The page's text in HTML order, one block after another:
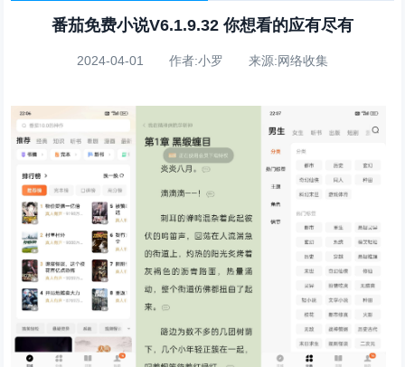
番茄免费小说V6.1.9.32 你想看的应有尽有
2024-04-01 作者:小罗 来源:网络收集